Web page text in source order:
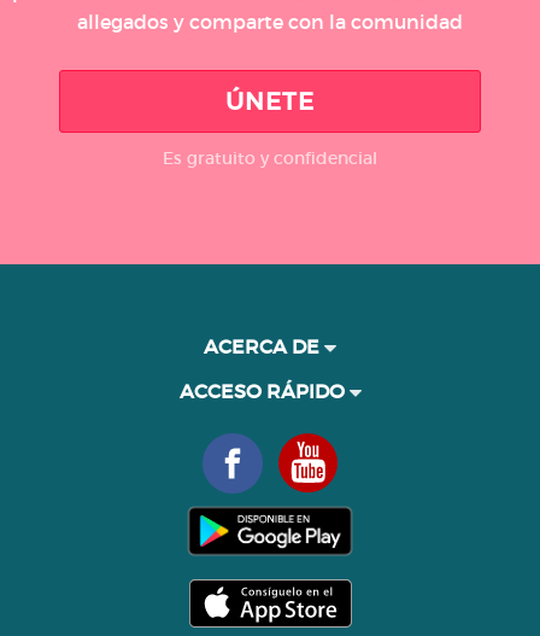
allegados y comparte con la comunidad
ÚNETE
Es gratuito y confidencial
ACERCA DE
ACCESO RÁPIDO